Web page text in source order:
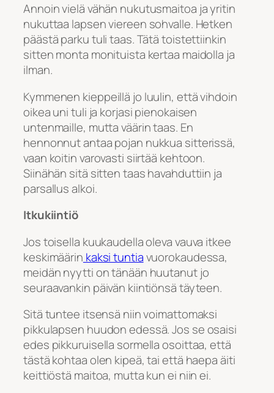
Annoin vielä vähän nukutusmaitoa ja yritin
nukuttaa lapsen viereen sohvalle. Hetken
päästä parku tuli taas. Tätä toistettiinkin
sitten monta monituista kertaa maidolla ja
ilman.
Kymmenen kieppeillä jo luulin, että vihdoin
oikea uni tuli ja korjasi pienokaisen
untenmaille, mutta väärin taas. En
hennonnut antaa pojan nukkua sitterissä,
vaan koitin varovasti siirtää kehtoon.
Siinähän sitä sitten taas havahduttiin ja
parsallus alkoi.
Itkukiintiö
Jos toisella kuukaudella oleva vauva itkee
keskimäärin kaksi tuntiavuorokaudessa,
meidän nyytti on tänään huutanut jo
seuraavankin päivän kiintiönsä täyteen.
Sitä tuntee itsensä niin voimattomaksi
pikkulapsen huudon edessä. Jos se osaisi
edes pikkuruisella sormella osoittaa, että
tästä kohtaa olen kipeä, tai että haepa äiti
keittiöstä maitoa, mutta kun ei niin ei.